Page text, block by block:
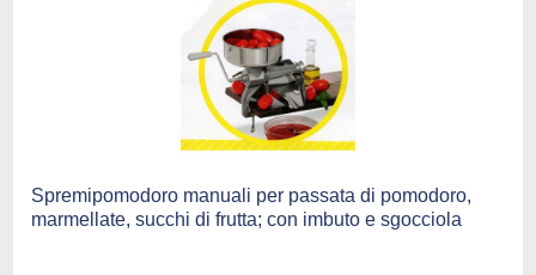
Spremipomodoro manuali per passata di pomodoro,
marmellate, succhi di frutta; con imbuto e sgocciola